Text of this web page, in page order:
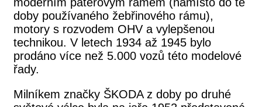
doby používaného žebřinového rámu),
motory s rozvodem OHV a vylepšenou
technikou. V letech 1934 až 1945 bylo
prodáno více než 5.000 vozů této modelové
řady.
Milníkem značky ŠKODA z doby po druhé